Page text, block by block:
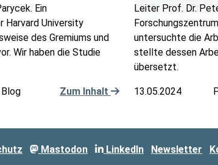
Ein
Harvard University
des Gremiums und
Wir haben die Studie
Blog Zum Inhalt
Leiter Prof. Dr.
untersuchte die
stellte dessen
übersetzt.
13.05.2024
Mastodon LinkedIn Newsletter